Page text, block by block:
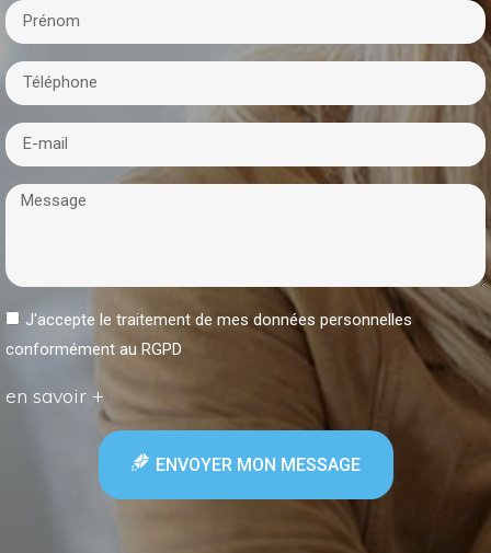
J'accepte le traitement de mes données personnelles
conformément au RGPD
en savoir +
ENVOYER MON MESSAGE